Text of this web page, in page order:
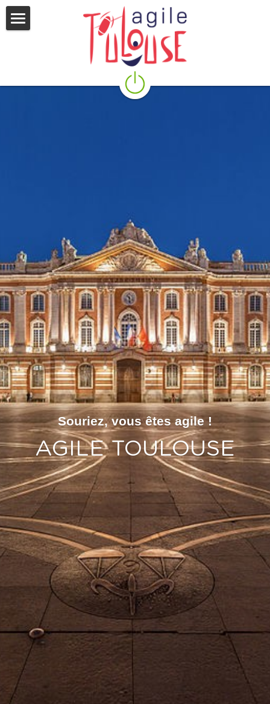
Nos réseaux
Autres associations
Contact
POWERED BY
Souriez, vous êtes agile !
AGILE TOULOUSE